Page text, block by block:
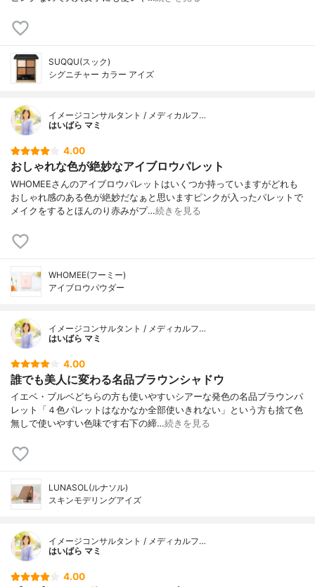
SUQQU(スック)
シグニチャー カラー アイズ
イメージコンサルタント / メディカルフ…
はいばら マミ
4.00
おしゃれな色が絶妙なアイブロウパレット
WHOMEEさんのアイブロウパレットはいくつか持っていますがどれも
おしゃれ感のある色が絶妙だなぁと思いますピンクが入ったパレットで
メイクをするとほんのり赤みがプ…続きを見る
WHOMEE(フーミー)
アイブロウパウダー
イメージコンサルタント / メディカルフ…
はいばら マミ
4.00
誰でも美人に変わる名品ブラウンシャドウ
イエベ・ブルベどちらの方も使いやすいシアーな発色の名品ブラウンパ
レット「４色パレットはなかなか全部使いきれない」という方も捨て色
無しで使いやすい色味です右下の締…続きを見る
LUNASOL(ルナソル)
スキンモデリングアイズ
イメージコンサルタント / メディカルフ…
はいばら マミ
4.00